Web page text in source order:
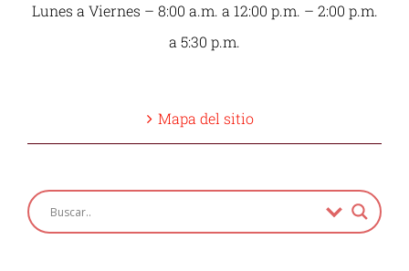
Lunes a Viernes – 8:00 a.m. a 12:00 p.m. – 2:00 p.m.
a 5:30 p.m.
Mapa del sitio